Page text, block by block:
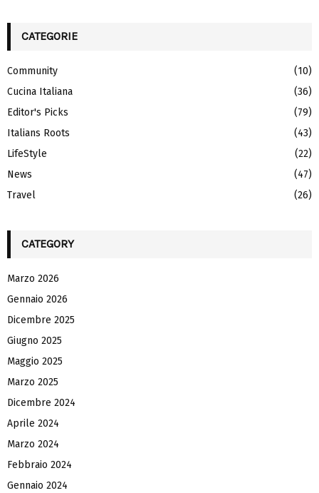
h
o
r
:
A
R
H
CATEGORIE
Community
(10)
Cucina Italiana
(36)
Editor's Picks
(79)
Italians Roots
(43)
LifeStyle
(22)
News
(47)
Travel
(26)
CATEGORY
Marzo 2026
Gennaio 2026
Dicembre 2025
Giugno 2025
Maggio 2025
Marzo 2025
Dicembre 2024
Aprile 2024
Marzo 2024
Febbraio 2024
Gennaio 2024